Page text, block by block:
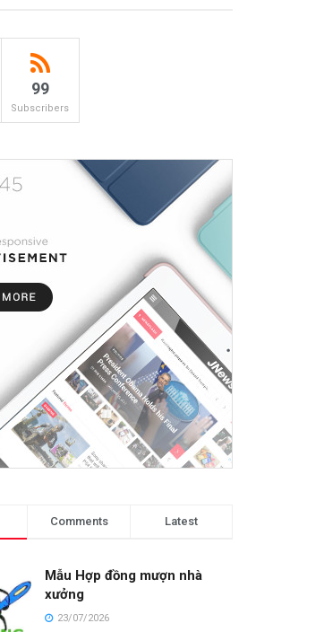
99
Subscribers
Comments Latest
Mẫu Hợp đồng mượn nhà
xưởng
23/07/2026